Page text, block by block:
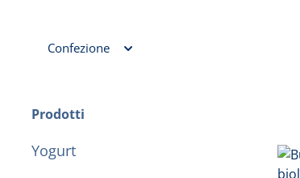
Confezione
Prodotti
Yogurt